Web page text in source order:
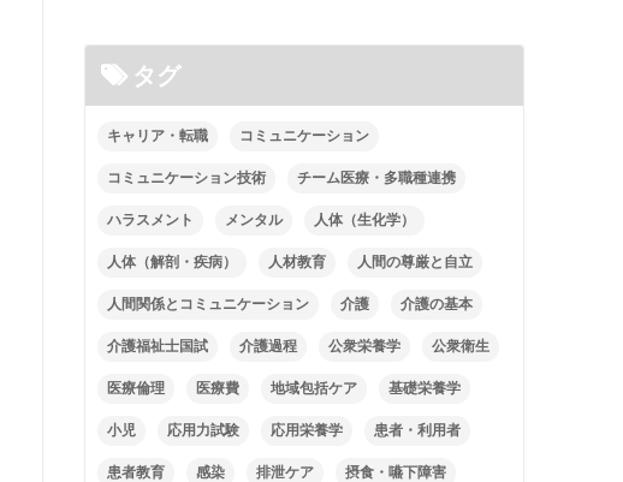
タグ
キャリア・転職 コミュニケーション
コミュニケーション技術 チーム医療・多職種連携
ハラスメント メンタル 人体（生化学）
人体（解剖・疾病） 人材教育 人間の尊厳と自立
人間関係とコミュニケーション 介護 介護の基本
介護福祉士国試 介護過程 公衆栄養学 公衆衛生
医療倫理 医療費 地域包括ケア 基礎栄養学
小児 応用力試験 応用栄養学 患者・利用者
患者教育 感染 排泄ケア 摂食・嚥下障害